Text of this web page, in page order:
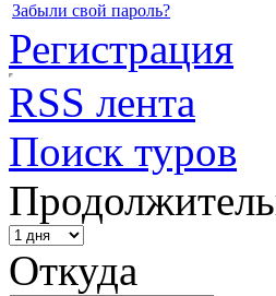
Забыли свой пароль?
Регистрация
RSS лента
Поиск туров
Откуда